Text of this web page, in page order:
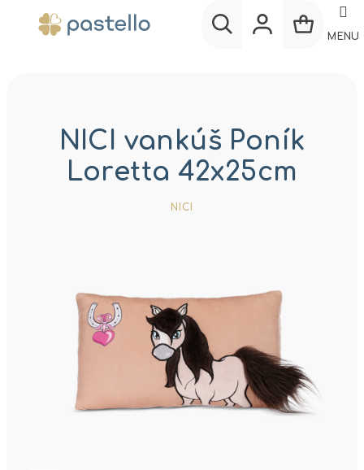
MENU
NICI vankúš Poník
Loretta 42x25cm
NICI